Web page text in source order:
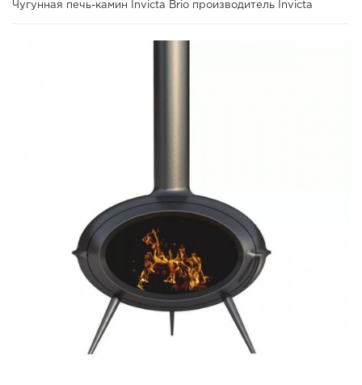
Чугунная печь-камин Invicta Brio производитель Invicta